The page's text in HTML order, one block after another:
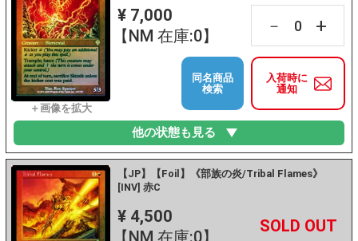
¥ 7,000
【NM 在庫:0】
－ +
入荷時に
通知
同名商品
検索
他の状態も見る
【JP】【Foil】《部族の炎/Tribal Flames》
[INV] 赤C
¥ 4,500
【NM 在庫:0】
－ +